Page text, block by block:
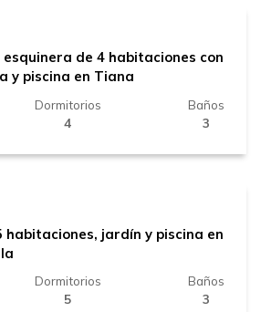
de 4 habitaciones con
y piscina en Tiana
Dormitorios
4
Baños
3
habitaciones, jardín y piscina en
Dormitorios
5
Baños
3